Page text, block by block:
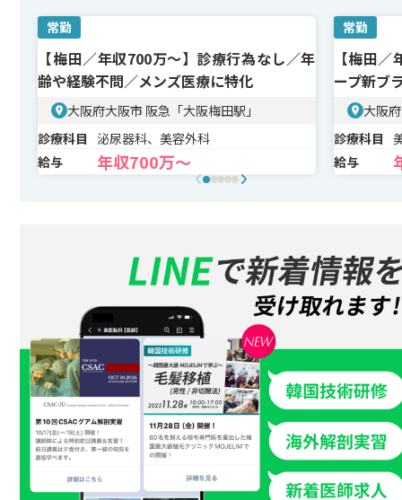
常勤
【梅田／年収700万～】診療行為なし／年
齢や経験不問／メンズ医療に特化
大阪府大阪市 阪急「大阪梅田駅」
診療科目
泌尿器科、美容外科
給与
年収700万〜
常勤
【梅田
ープ新ブ
大阪
診療科目
給与